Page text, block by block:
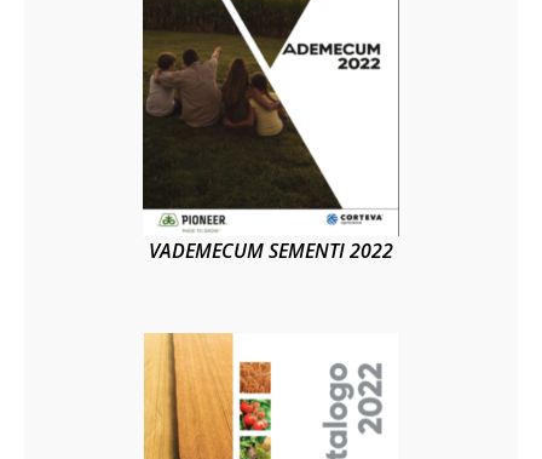
VADEMECUM SEMENTI 2022